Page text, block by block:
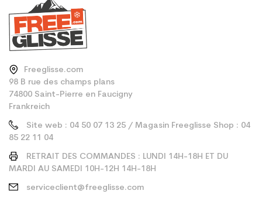
Freeglisse.com
98 B rue des champs plans
74800 Saint-Pierre en Faucigny
Frankreich
Site web : 04 50 07 13 25 / Magasin Freeglisse Shop : 04
85 22 11 04
RETRAIT DES COMMANDES : LUNDI 14H-18H ET DU
MARDI AU SAMEDI 10H-12H 14H-18H
serviceclient@freeglisse.com